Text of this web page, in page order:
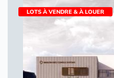
LOTS À VENDRE & À LOUER